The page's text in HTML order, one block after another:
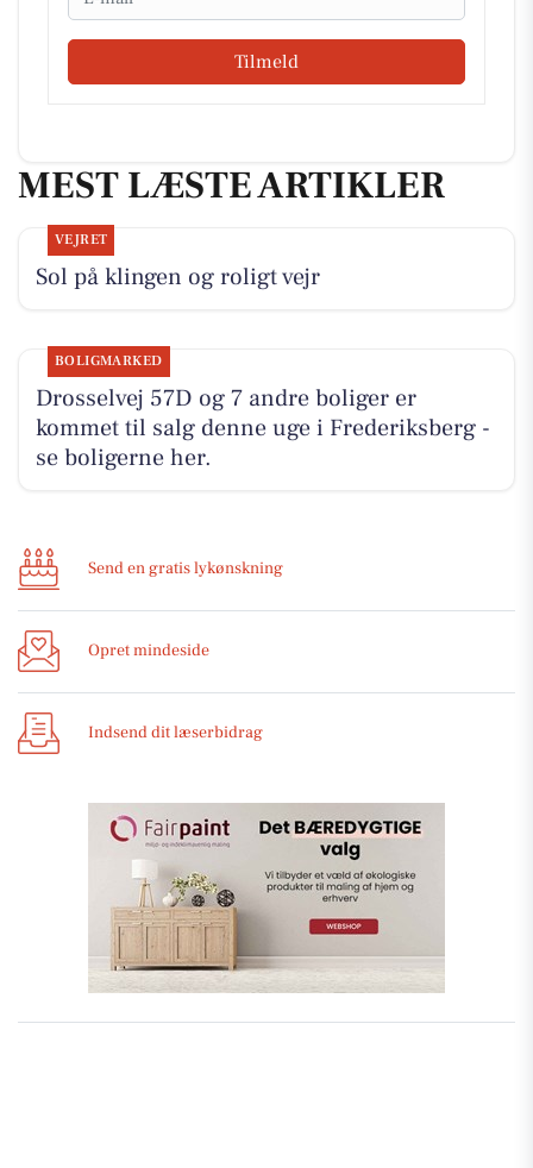
Tilmeld
MEST LÆSTE ARTIKLER
VEJRET
Sol på klingen og roligt vejr
BOLIGMARKED
Drosselvej 57D og 7 andre boliger er
kommet til salg denne uge i Frederiksberg -
se boligerne her.
Send en gratis lykønskning
Opret mindeside
Indsend dit læserbidrag